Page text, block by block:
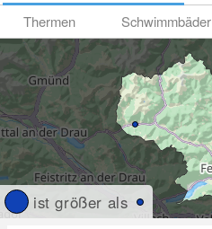
Thermen Schwimmbäder
ist größer als